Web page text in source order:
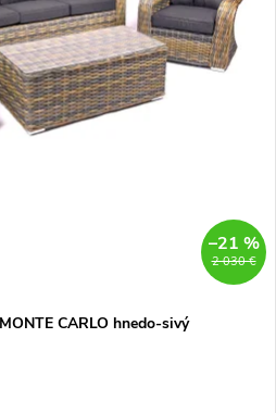
2 030 €
–21 %
CARLO hnedo-sivý